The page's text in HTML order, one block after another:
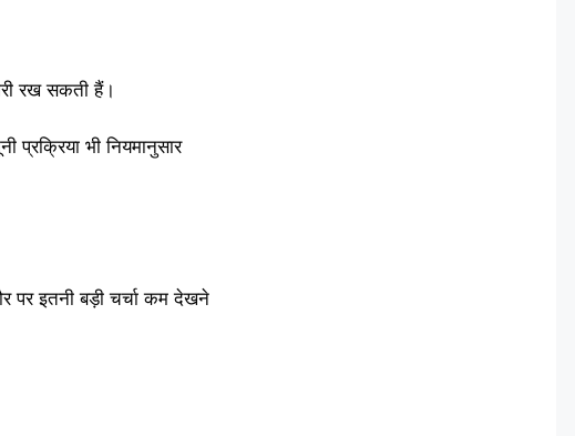
रख सकती हैं।
प्रक्रिया भी नियमानुसार
पर इतनी बड़ी चर्चा कम देखने